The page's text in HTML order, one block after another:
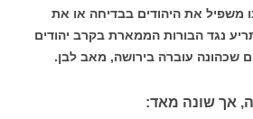
משפיל את היהודים בבדיחה או את
נגד הבורות הממארת בקרב יהודים
שכהונה עוברה בירושה, מאב לבן.
אך שונה מאד: